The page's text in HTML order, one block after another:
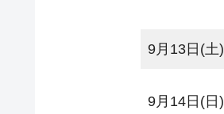
9月13日(土)
9月14日(日)